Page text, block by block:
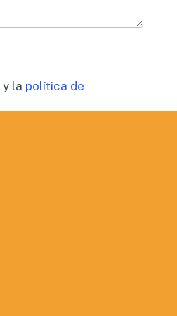
y la política de